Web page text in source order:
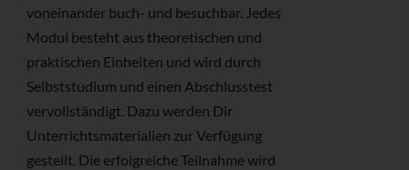
voneinander buch- und besuchbar. Jedes
Modul besteht aus theoretischen und
praktischen Einheiten und wird durch
Selbststudium und einen Abschlusstest
vervollständigt. Dazu werden Dir
Unterrichtsmaterialien zur Verfügung
gestellt. Die erfolgreiche Teilnahme wird